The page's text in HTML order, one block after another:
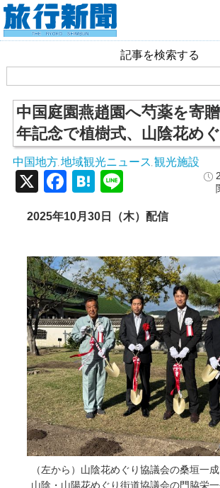
記事を検索する
中国庭園燕趙園へ芍薬を寄
年記念で植樹式、山陰花め
中国地方 地域観光ニュース 観光施設
X Facebook
Hatena
2025年10月30日（木）配信
（左から）山陰花めぐり協議会の桑垣一
山陰・山陽花めぐり街道協議会の門脇栄